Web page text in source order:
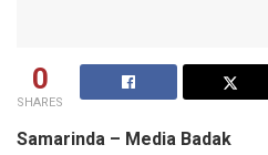
0
SHARES
Samarinda – Media Badak